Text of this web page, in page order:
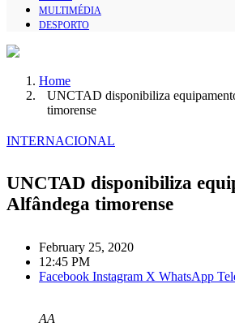
MULTIMÉDIA
DESPORTO
Home
UNCTAD disponibiliza
timorense
INTERNACIONAL
UNCTAD disponibiliza
Alfândega timorense
February 25, 2020
12:45 PM
Facebook Instagram X WhatsApp
AA